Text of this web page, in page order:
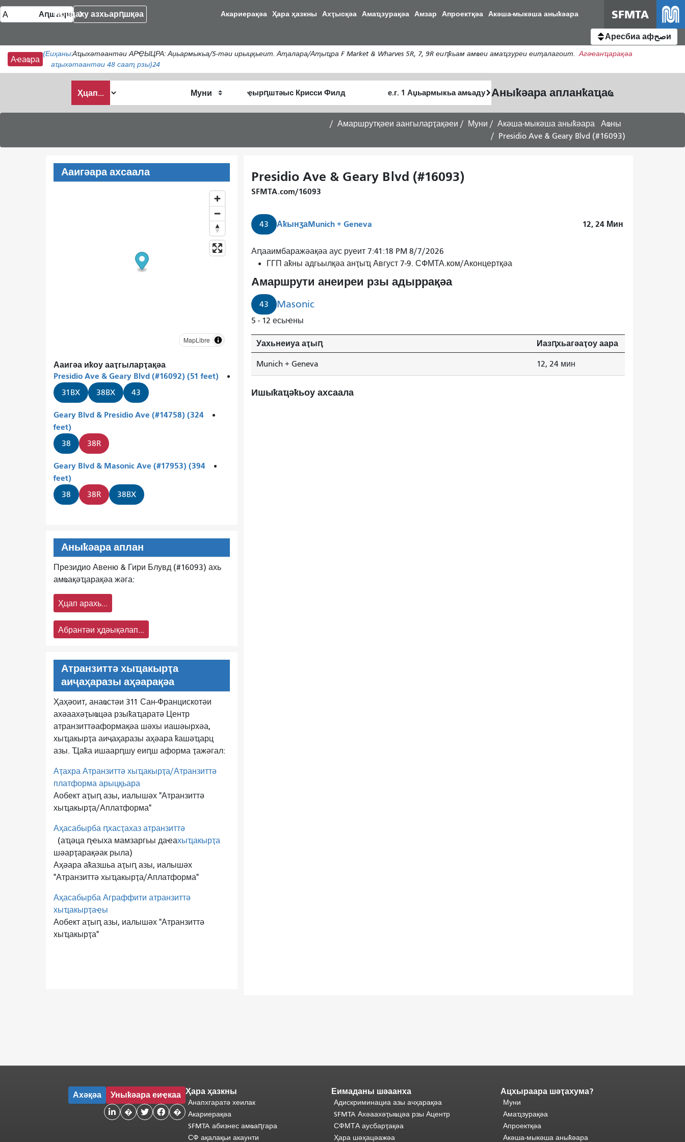
хада
аиасра
SFMTA
Акәша-мыкәша аныҟәара
Апроектқәа
Амзар
Амаҵзурақәа
Ахҭысқәа
Ҳара ҳазкны
Акариерақәа
Ирццаку азхьарԥшқәа
Аресбиа афصحи
Агәҽанҵарақәа
Аҵыхәтәантәи АРҾЫЦРА: Аџьармыкьа/5-тәи ирыцқьеит. Аҭалара/Аҭыҵра F Market & Wharves 5R, 7, 9R еиԥҟьам амҩеи амаҵзуреи еиҭалагоит.
(Еиҳаны:
24
аҵыхәтәантәи 48 сааҭ рзы)
Аҽаҩра
Аныҟәара апланҟаҵаҩ
ҭыԥ
аҭыԥ
Аныҟәара
шԥасҭаху
Ҳцап...
Аҩны
Акәша-мыкәша аныҟәара
Муни
Амаршрутқәеи аангыларҭақәеи
Presidio Ave & Geary Blvd (#16093)
Presidio Ave & Geary Blvd (#16093)
SFMTA.com/16093
43 АҟынӡаMunich + Geneva 12, 24 Мин
Аԥааимбаражәақәа аус руеит 7:41:18 PM 8/7/2026
ГГП аҟны адгьылқәа анҭыҵ Август 7-9. СФМТА.ком/Аконцертқәа
Амаршрути анеиреи рзы адыррақәа
43 Masonic
5 - 12 есыҽны
Уахьнеиуа аҭыԥ Иазԥхьагәаҭоу аара
Munich + Geneva 12, 24 мин
Ишыҟаҵәҟьоу ахсаала
Ааигәара ахсаала
MapLibre
Ааигәа иҟоу ааҭгыларҭақәа
Presidio Ave & Geary Blvd (#16092) (51 feet)
31BX 38BX 43
Geary Blvd & Presidio Ave (#14758) (324
feet)
38 38R
Geary Blvd & Masonic Ave (#17953) (394
feet)
38 38R 38BX
Аныҟәара аплан
Президио Авеню & Гири Блувд (#16093) ахь
амҩақәҵарақәа жәга:
Ҳцап арахь...
Абрантәи ҳдәықәлап...
Атранзиттә хыҵакырҭа
аиҷаҳаразы аҳәарақәа
Ҳаҳәоит, анаҩстәи 311 Сан-Францискотәи
ахәаахәҭыҩцәа рзыҟаҵаратә Центр
аформақәа шәхы иашәырхәа,
атранзиттә
хыҵакырҭа аиҷаҳаразы аҳәара ҟашәҵарц
азы. Ҵаҟа ишаарԥшу еиԥш аформа ҭажәгал:
Аҭахра Атранзиттә хыҵакырҭа/Атранзиттә
платформа арыцқьара
Аобект аҭыԥ азы, иалышәх "Атранзиттә
хыҵакырҭа/Аплатформа"
Аҳасабырба ԥхасҭахаз атранзиттә
хыҵакырҭа
(аҵәца ԥҽыха мамзаргьы даҽа
шәарҭарақәак рыла)
Аҳәара аҟазшьа аҭыԥ азы, иалышәх
"Атранзиттә хыҵакырҭа/Аплатформа"
Аҳасабырба Аграффити атранзиттә
хыҵакырҭаҿы
Аобект аҭыԥ азы, иалышәх "Атранзиттә
хыҵакырҭа"
Ацхыраара шәҭахума?
Муни
Амаҵзурақәа
Апроектқәа
Акәша-мыкәша аныҟәара
Еимаданы шәаанха
Адискриминациа азы ачҳарақәа
SFMTA Ахәаахәҭыҩцәа рзы Ацентр
СФМТА аусбарҭақәа
Ҳара шәҳацәажәа
Ҳара ҳазкны
Анапхгаратә хеилак
Акариерақәа
SFMTA абизнес амҩаԥгара
СФ ақалақьи акаунти
Уныҟәара еиҿкаа
Ахәқәа
�


�
